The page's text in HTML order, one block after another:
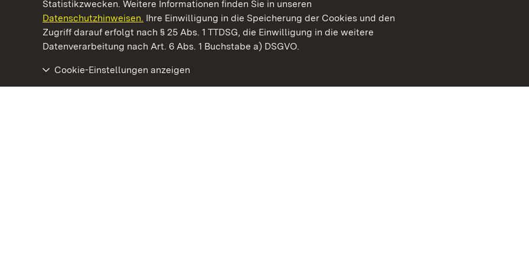
Statistikzwecken. Weitere Informationen finden Sie in unseren
Datenschutzhinweisen. Ihre Einwilligung in die Speicherung der Cookies und den
Zugriff darauf erfolgt nach § 25 Abs. 1 TTDSG, die Einwilligung in die weitere
Datenverarbeitung nach Art. 6 Abs. 1 Buchstabe a) DSGVO.
Cookie-Einstellungen anzeigen
Kommen. Staunen. Genießen.